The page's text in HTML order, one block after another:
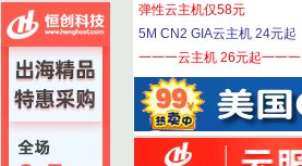
弹性云主机仅58元
5M CN2 GIA云主机 24元起
一一一云主机 26元起一一一